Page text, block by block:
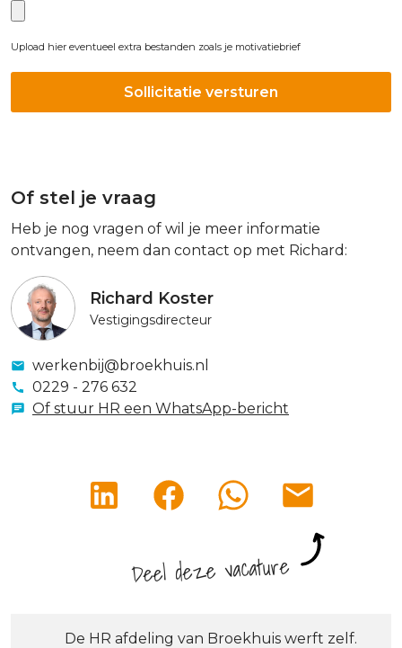
Upload hier eventueel extra bestanden zoals je motivatiebrief
Of stel je vraag
Heb je nog vragen of wil je meer informatie
ontvangen, neem dan contact op met Richard:
Richard Koster
Vestigingsdirecteur
werkenbij@broekhuis.nl
0229 - 276 632
Of stuur HR een WhatsApp-bericht
Deel deze vacature
De HR afdeling van Broekhuis werft zelf.